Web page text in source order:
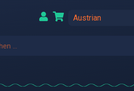
Austrian